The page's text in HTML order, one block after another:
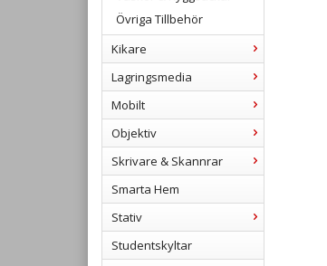
Övriga Tillbehör
Kikare
Lagringsmedia
Mobilt
Objektiv
Skrivare & Skannrar
Smarta Hem
Stativ
Studentskyltar